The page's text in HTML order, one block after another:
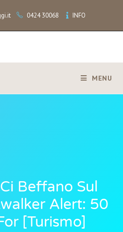
0424 30068 INFO
MENU
Beffano Sul
Alert: 50
[turismo]